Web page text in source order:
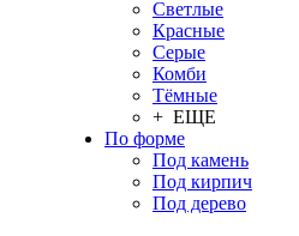
Светлые
Красные
Серые
Комби
Тёмные
+ ЕЩЕ
По форме
Под камень
Под кирпич
Под дерево